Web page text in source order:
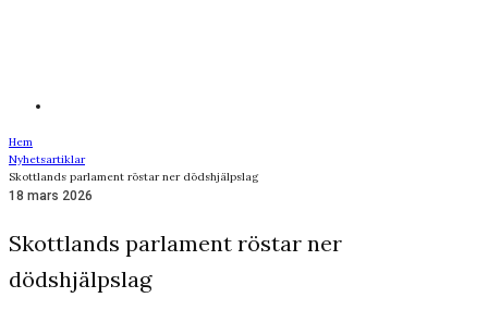
Hem
Nyhetsartiklar
Skottlands parlament röstar ner dödshjälpslag
18 mars 2026
Skottlands parlament röstar ner
dödshjälpslag